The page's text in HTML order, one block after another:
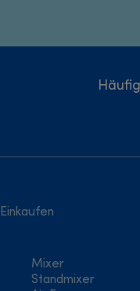
Einkaufen
Mixer
Standmixer